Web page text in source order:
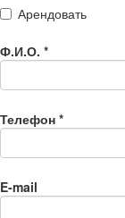
Арендовать
Ф.И.О. *
Телефон *
E-mail